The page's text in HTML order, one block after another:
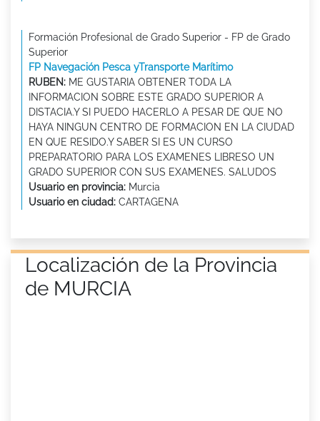
Formación Profesional de Grado Superior - FP de Grado
Superior
FP Navegación Pesca yTransporte Marítimo
RUBEN: ME GUSTARIA OBTENER TODA LA
INFORMACION SOBRE ESTE GRADO SUPERIOR A
DISTACIA.Y SI PUEDO HACERLO A PESAR DE QUE NO
HAYA NINGUN CENTRO DE FORMACION EN LA CIUDAD
EN QUE RESIDO.Y SABER SI ES UN CURSO
PREPARATORIO PARA LOS EXAMENES LIBRESO UN
GRADO SUPERIOR CON SUS EXAMENES. SALUDOS
Usuario en provincia: Murcia
Usuario en ciudad: CARTAGENA
Localización de la Provincia
de MURCIA